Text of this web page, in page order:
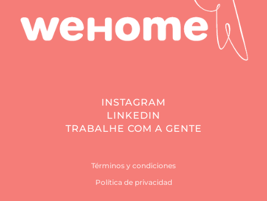
Términos y condiciones
Política de privacidad
INSTAGRAM
LINKEDIN
TRABALHE COM A GENTE